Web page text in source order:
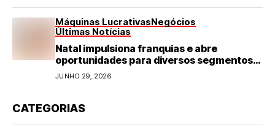
Máquinas LucrativasNegócios
Últimas Notícias
Natal impulsiona franquias e abre
oportunidades para diversos segmentos
do varejo
JUNHO 29, 2026
CATEGORIAS